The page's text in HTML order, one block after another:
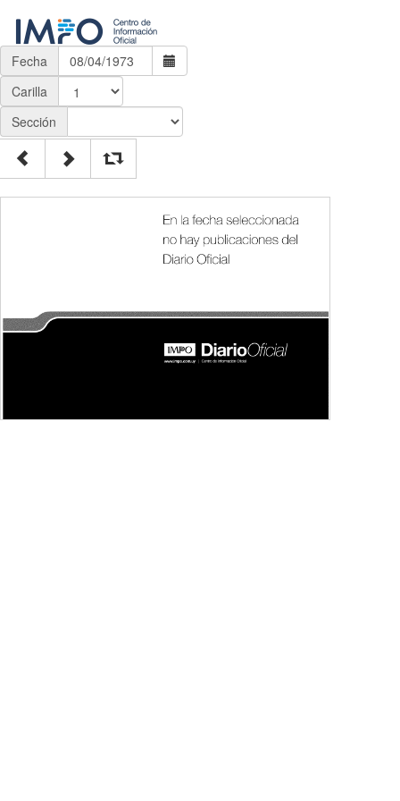
Fecha
Carilla
Sección